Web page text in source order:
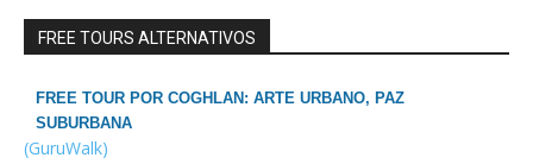
FREE TOURS ALTERNATIVOS
FREE TOUR POR COGHLAN: ARTE URBANO, PAZ
SUBURBANA
(GuruWalk)